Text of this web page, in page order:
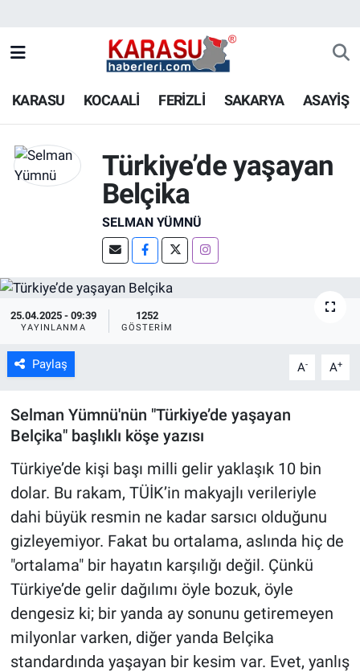
KARASU KOCAALİ FERİZLİ SAKARYA ASAYİŞ
Türkiye’de yaşayan
Belçika
SELMAN YÜMNÜ
25.04.2025 - 09:39
YAYINLANMA
1252
GÖSTERIM
Paylaş A- A+
Selman Yümnü'nün "Türkiye’de yaşayan
Belçika" başlıklı köşe yazısı
Türkiye’de kişi başı milli gelir yaklaşık 10 bin
dolar. Bu rakam, TÜİK’in makyajlı verileriyle
dahi büyük resmin ne kadar sarsıcı olduğunu
gizleyemiyor. Fakat bu ortalama, aslında hiç de
"ortalama" bir hayatın karşılığı değil. Çünkü
Türkiye’de gelir dağılımı öyle bozuk, öyle
dengesiz ki; bir yanda ay sonunu getiremeyen
milyonlar varken, diğer yanda Belçika
standardında yaşayan bir kesim var. Evet, yanlış